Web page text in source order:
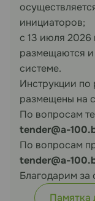
инициаторов;
с 13 июля 2026
размещаются
системе.
Инструкции по
размещены на
По вопросам
tender@a-
По вопросам
tender@a-
Благодарим за
Памятка